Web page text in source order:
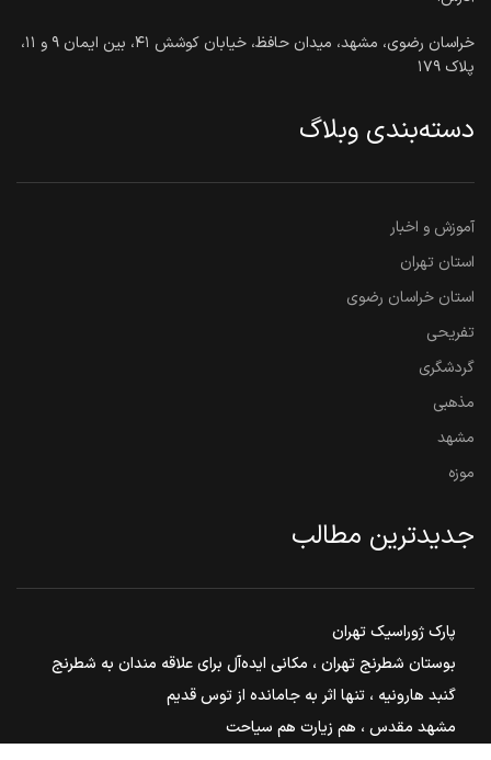
خراسان رضوی، مشهد، میدان حافظ، خیابان کوشش ۴۱، بین ایمان ۹ و ۱۱،
پلاک ۱۷۹
دسته‌بندی وبلاگ
آموزش و اخبار
استان تهران
استان خراسان رضوی
تفریحی
گردشگری
مذهبی
مشهد
موزه
جدیدترین مطالب
پارک ژوراسیک تهران
بوستان شطرنج تهران ، مکانی ایده‌آل برای علاقه مندان به شطرنج
گنبد هارونیه ، تنها اثر به جامانده از توس قدیم
مشهد مقدس ، هم زیارت هم سیاحت